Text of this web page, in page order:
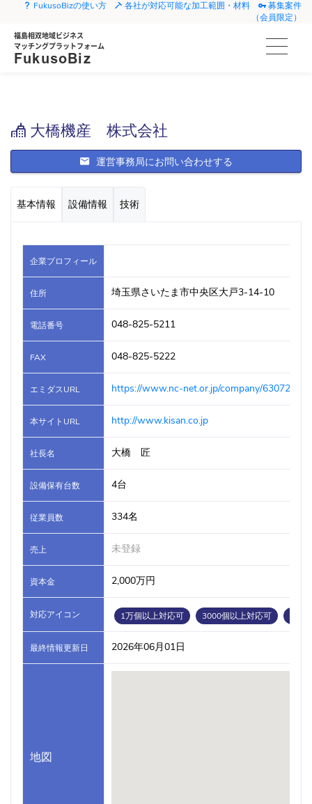
FukusoBizの使い方 各社が対応可能な加工範囲・材料
募集案件
（会員限定）
福島相双地域ビジネス
マッチングプラットフォーム
FukusoBiz
大橋機産 株式会社
運営事務局にお問い合わせする
基本情報 設備情報 技術
企業プロフィール
住所 埼玉県さいたま市中央区大戸3-14-10
電話番号 048-825-5211
FAX 048-825-5222
エミダスURL https://www.nc-net.or.jp/company/63072/
本サイトURL http://www.kisan.co.jp
社長名 大橋 匠
設備保有台数 4台
従業員数 334名
売上 未登録
資本金 2,000万円
対応アイコン 1万個以上対応可 3000個以上対応可
最終情報更新日 2026年06月01日
地図